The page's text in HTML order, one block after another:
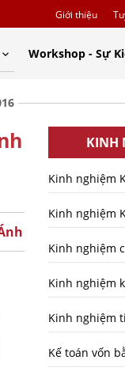
Giới thiệu
Workshop - Sự
KINH
Kinh nghiệm
Kinh nghiệm
Kinh nghiệm
Kinh nghiệm
Kinh nghiệm
Kế toán vốn